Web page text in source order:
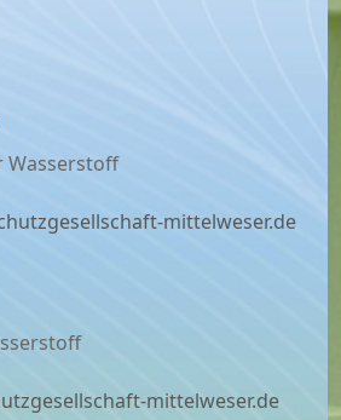
Wasserstoff
mittelweser.de
mittelweser.de